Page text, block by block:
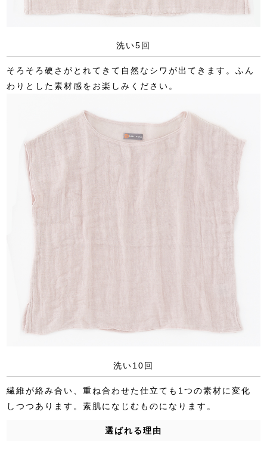
洗い5回
そろそろ硬さがとれてきて自然なシワが出てきます。ふん
わりとした素材感をお楽しみください。
洗い10回
繊維が絡み合い、重ね合わせた仕立ても1つの素材に変化
しつつあります。素肌になじむものになります。
選ばれる理由